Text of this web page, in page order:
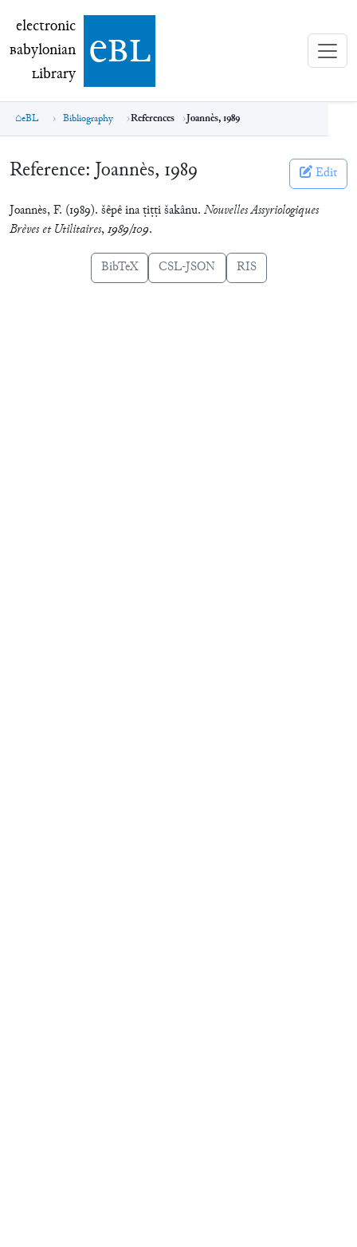
electronic Babylonian Library (eBL)
electronic
Babylonian
Library ebl
eBL Bibliography References Joannès, 1989
Reference:Joannès, 1989 Edit
Joannès, F. (1989). šêpê ina ṭiṭṭi šakânu. Nouvelles Assyriologiques
Brèves et Utilitaires,1989/109.
BibTeX CSL-JSON RIS